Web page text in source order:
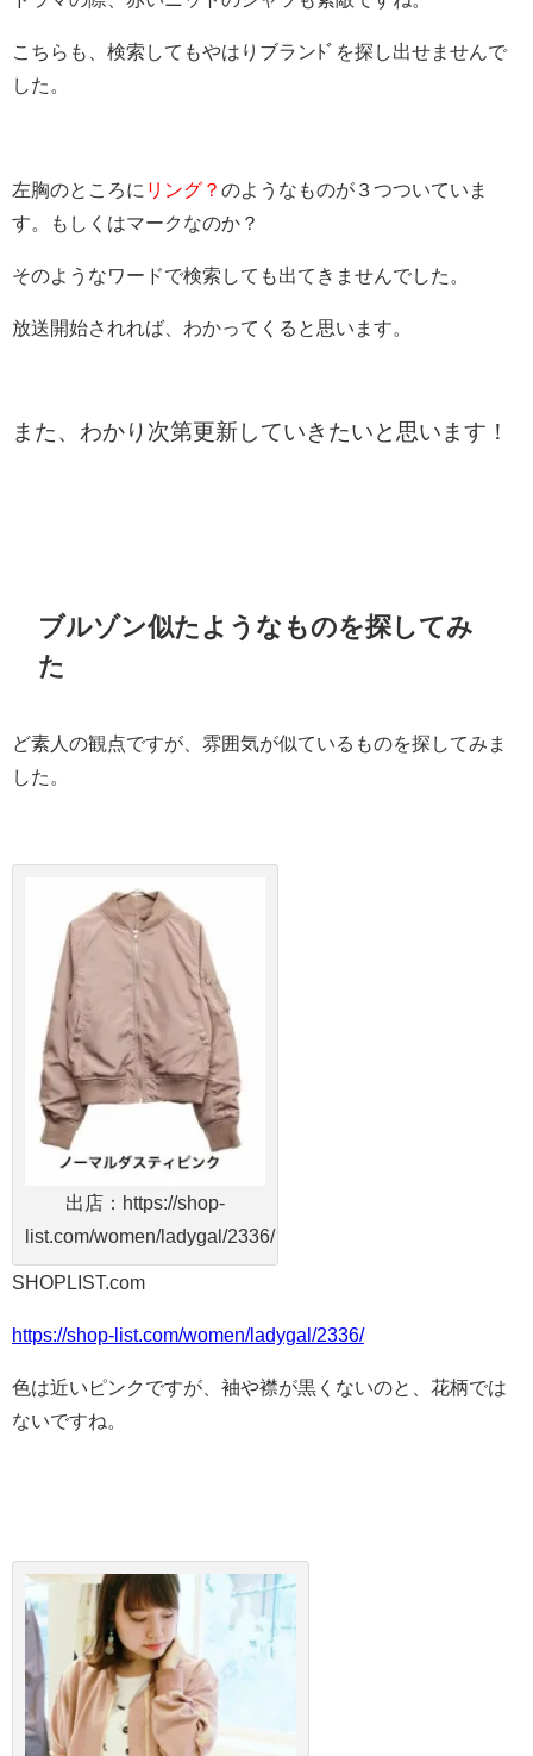
こちらも、検索してもやはりブランﾄﾞを探し出せませんで
した。
左胸のところに リング？ のようなものが３つついていま
す。もしくはマークなのか？
そのようなワードで検索しても出てきませんでした。
放送開始されれば、わかってくると思います。
また、わかり次第更新していきたいと思います！
ブルゾン似たようなものを探してみ
た
ど素人の観点ですが、雰囲気が似ているものを探してみま
した。
出店：https://shop-
list.com/women/ladygal/2336/
SHOPLIST.com
https://shop-list.com/women/ladygal/2336/
色は近いピンクですが、袖や襟が黒くないのと、花柄では
ないですね。